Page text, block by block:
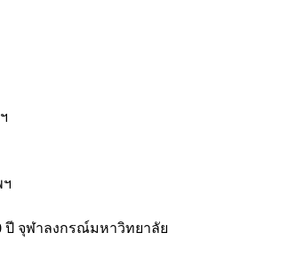
ปี จุฬาลงกรณ์มหาวิทยาลัย